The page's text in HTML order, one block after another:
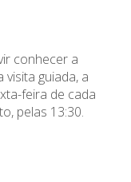
conhecer a
guiada, a
feira de cada
pelas 13:30.